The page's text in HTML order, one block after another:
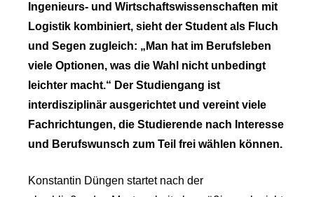
Ingenieurs- und Wirtschaftswissenschaften mit
Logistik kombiniert, sieht der Student als Fluch
und Segen zugleich: „Man hat im Berufsleben
viele Optionen, was die Wahl nicht unbedingt
leichter macht.“ Der Studiengang ist
interdisziplinär ausgerichtet und vereint viele
Fachrichtungen, die Studierende nach Interesse
und Berufswunsch zum Teil frei wählen können.
Konstantin Düngen startet nach der